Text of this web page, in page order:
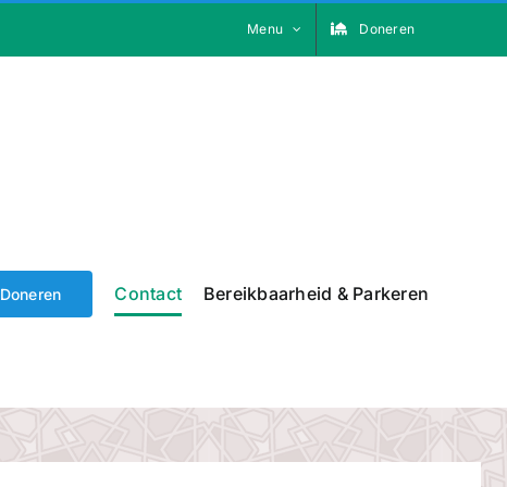
Menu Doneren
Doneren Contact Bereikbaarheid & Parkeren